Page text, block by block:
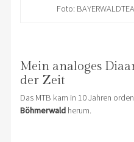
Foto:
Mein analoges
der Zeit
Das MTB kam in 10 Jahren
Böhmerwaldherum.